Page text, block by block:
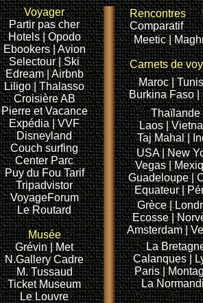
Voyager
Partir pas cher
Hotels | Opodo
Ebookers | Avion
Selectour | Ski
Edream | Airbnb
Liligo| Thalasso
Croisière AB
Pierre et Vacance
Expédia| VVF
Disneyland
Couch surfing
Center Parc
Puy du Fou Tarif
Tripadvistor
VoyageForum
Le Routard
Musée
Grévin | Met
N.Gallery Cadre
M. Tussaud
Ticket Museum
Le Louvre
Rencontres
Comparatif
Meetic |
Carnets de
Maroc |
Burkina Faso |
Thaïlande
Laos |
Taj Mahal|
USA | New
Vegas |
Guadeloupe |
Equateur|
Grèce |
Ecosse |
Amsterdam |
La
Calanques |
Paris |
La